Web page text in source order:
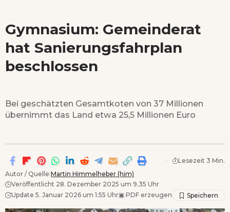
Gymnasium: Gemeinderat
hat Sanierungsfahrplan
beschlossen
Bei geschätzten Gesamtkoten von 37 Millionen
übernimmt das Land etwa 25,5 Millionen Euro
Autor / Quelle:Martin Himmelheber (him)
Veröffentlicht 28. Dezember 2025 um 9.35 Uhr
Update 5. Januar 2026 um 1.55 Uhr▣ PDF erzeugen
Lesezeit 3 Min.